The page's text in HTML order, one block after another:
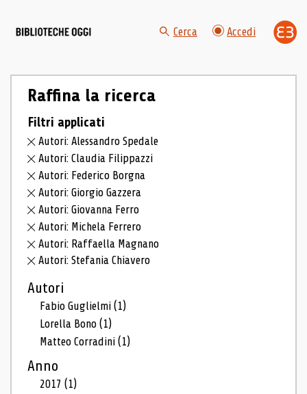
Cerca Accedi
Raffina la ricerca
Filtri applicati
Autori: Alessandro Spedale
Autori: Claudia Filippazzi
Autori: Federico Borgna
Autori: Giorgio Gazzera
Autori: Giovanna Ferro
Autori: Michela Ferrero
Autori: Raffaella Magnano
Autori: Stefania Chiavero
Autori
Fabio Guglielmi(1)
Lorella Bono(1)
Matteo Corradini(1)
Anno
2017(1)